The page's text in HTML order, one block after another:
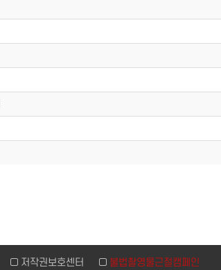
저작권보호센터 불법촬영물근절캠페인